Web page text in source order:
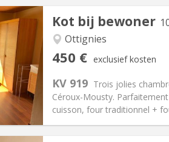
Kot bij bewoner
Ottignies
450 € exclusief kosten
KV 919 Trois jolies
Céroux-Mousty.
cuisson, four traditionnel +
Inrichting
Badkamer:Privaat
Oppervlakte:100 m2